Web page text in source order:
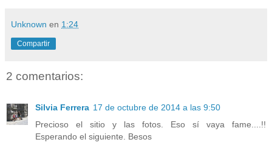
Unknown en 1:24
Compartir
2 comentarios:
Silvia Ferrera 17 de octubre de 2014 a las 9:50
Precioso el sitio y las fotos. Eso sí vaya fame....!!
Esperando el siguiente. Besos